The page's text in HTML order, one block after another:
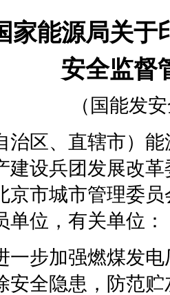
家能源局关于
安全监督
（国能发
治区、直辖市）
建设兵团发展改
京市城市管理委
单位，有关单位：
加强燃煤发电
安全隐患，防范